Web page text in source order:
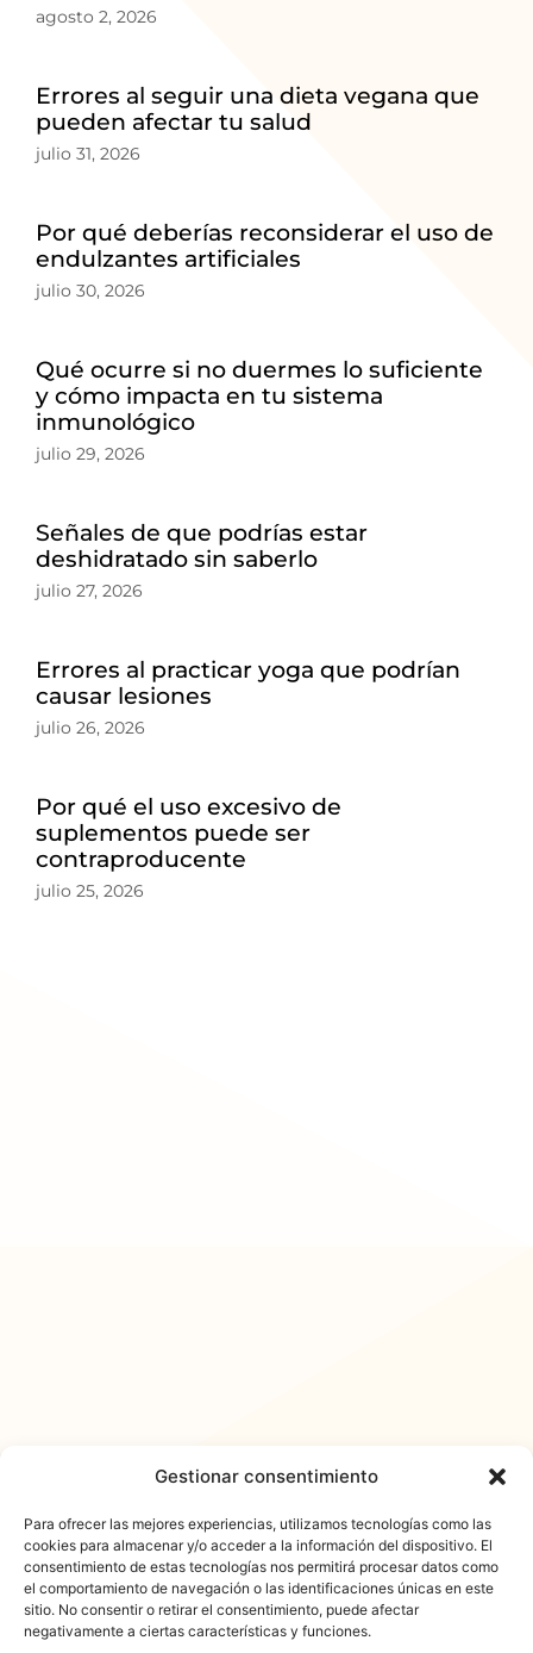
Gestionar consentimiento
Para ofrecer las mejores experiencias, utilizamos tecnologías como las
cookies para almacenar y/o acceder a la información del dispositivo. El
consentimiento de estas tecnologías nos permitirá procesar datos como
el comportamiento de navegación o las identificaciones únicas en este
sitio. No consentir o retirar el consentimiento, puede afectar
negativamente a ciertas características y funciones.
agosto 2, 2026
Errores al seguir una dieta vegana que
pueden afectar tu salud
julio 31, 2026
Por qué deberías reconsiderar el uso de
endulzantes artificiales
julio 30, 2026
Qué ocurre si no duermes lo suficiente
y cómo impacta en tu sistema
inmunológico
julio 29, 2026
Señales de que podrías estar
deshidratado sin saberlo
julio 27, 2026
Errores al practicar yoga que podrían
causar lesiones
julio 26, 2026
Por qué el uso excesivo de
suplementos puede ser
contraproducente
julio 25, 2026
𐓏FlashActual